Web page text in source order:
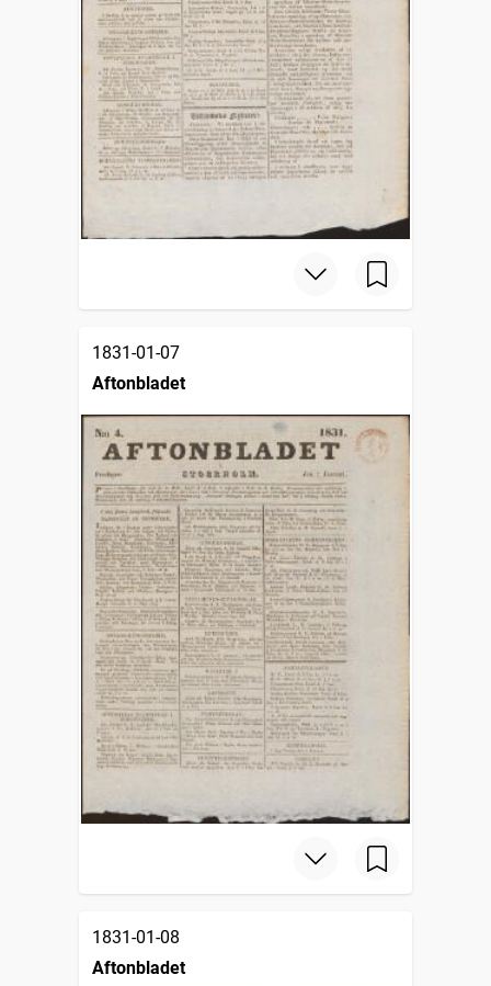
1831-01-07
Aftonbladet
1831-01-08
Aftonbladet